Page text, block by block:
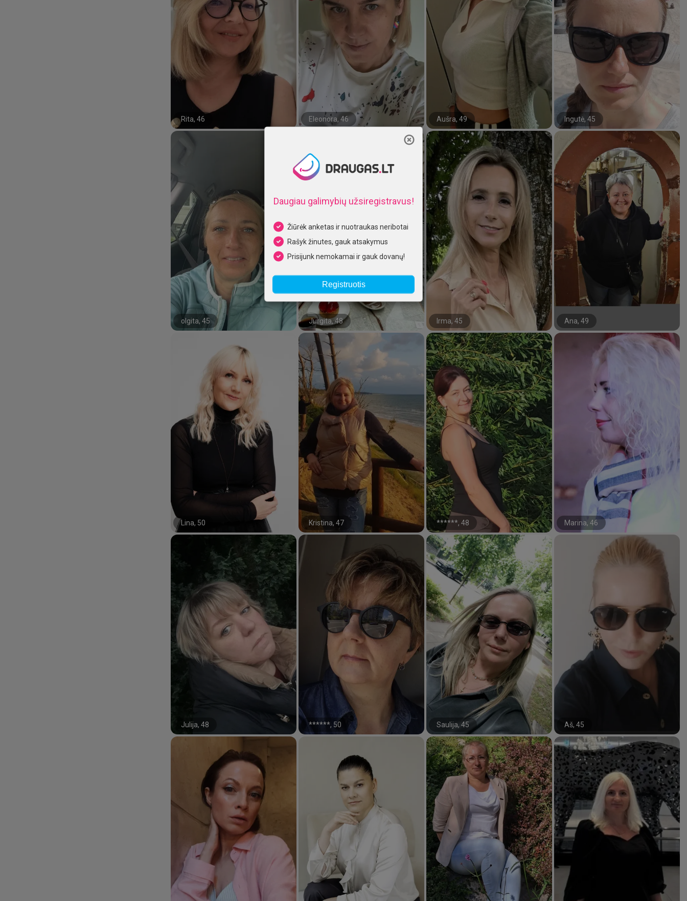
#100#
Rita, 46 #27#Eleonora, 46 #39#Aušra, 49 #39#Ingutė, 45
#20#olgita, 45 #63#Jurgita, 48 #25#Irma, 45 #0#Ana, 49
#10#Lina, 50 #31#Kristina, 47 #11#******, 48 #13#Marina, 46
#31#Julija, 48 #57#******, 50 #47#Saulija, 45 #35#Aš, 45
Uždaryti
Daugiau galimybių užsiregistravus!
Žiūrėk anketas ir nuotraukas neribotai
Rašyk žinutes, gauk atsakymus
Prisijunk nemokamai ir gauk dovanų!
Registruotis